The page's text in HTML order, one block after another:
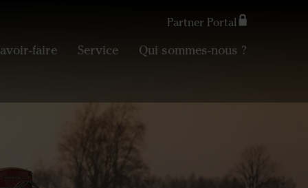
Partner Portal
faire Service Qui sommes-nous ?